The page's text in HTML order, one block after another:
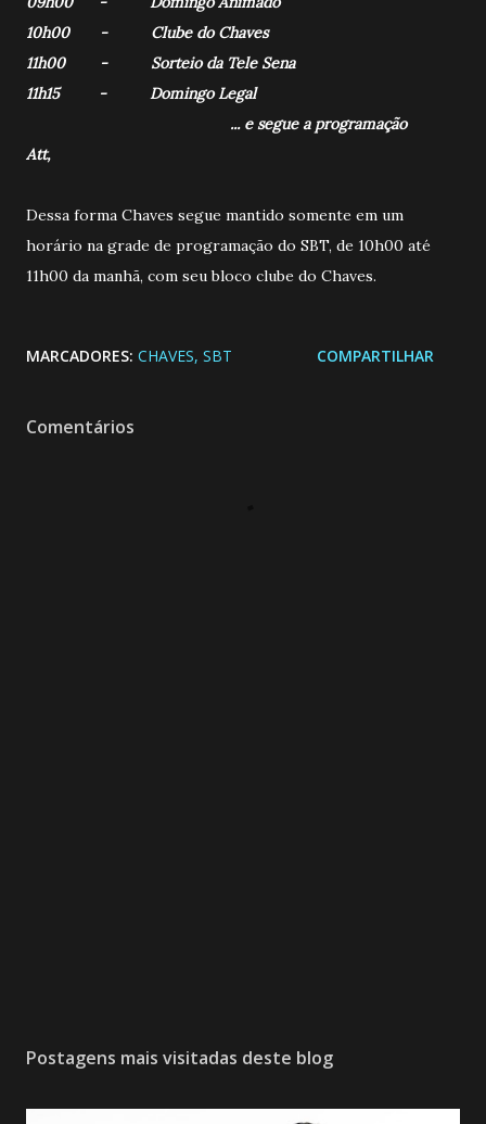
10h00 - Clube do Chaves
11h00 - Sorteio da Tele Sena
11h15 - Domingo Legal
... e segue a programação
Att,
Dessa forma Chaves segue mantido somente em um
horário na grade de programação do SBT, de 10h00 até
11h00 da manhã, com seu bloco clube do Chaves.
MARCADORES: CHAVES SBT COMPARTILHAR
Comentários
Postagens mais visitadas deste blog